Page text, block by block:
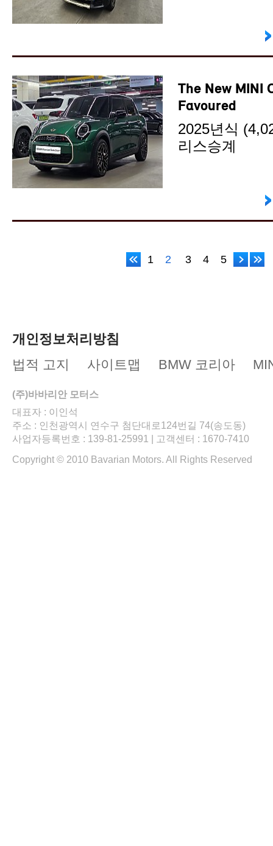
The New MINI
Favoured
2025년식
리스승계
1 2 3 4 5
개인정보처리방침
법적 고지
사이트맵 BMW 코리아
(주)바바리안 모터스
대표자 : 이인석
주소 : 인천광역시 연수구 첨단대로124번길 74(송도동)
사업자등록번호 : 139-81-25991 | 고객센터 : 1670-7410
Copyright © 2010 Bavarian Motors. All Rights Reserved